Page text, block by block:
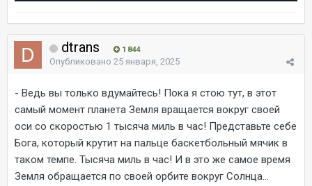
dtrans 1 844
Опубликовано 25 января, 2025
- Ведь вы только вдумайтесь! Пока я стою тут, в этот
самый момент планета Земля вращается вокруг своей
оси со скоростью 1 тысяча миль в час! Представьте себе
Бога, который крутит на пальце баскетбольный мячик в
таком темпе. Тысяча миль в час! И в это же самое время
Земля обращается по своей орбите вокруг Солнца…